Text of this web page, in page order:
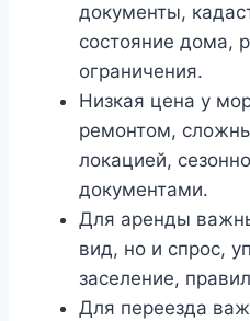
документы,
состояние дома,
ограничения.
Низкая цена у
ремонтом,
локацией,
документами.
Для аренды
вид, но и спрос,
заселение,
Для переезда